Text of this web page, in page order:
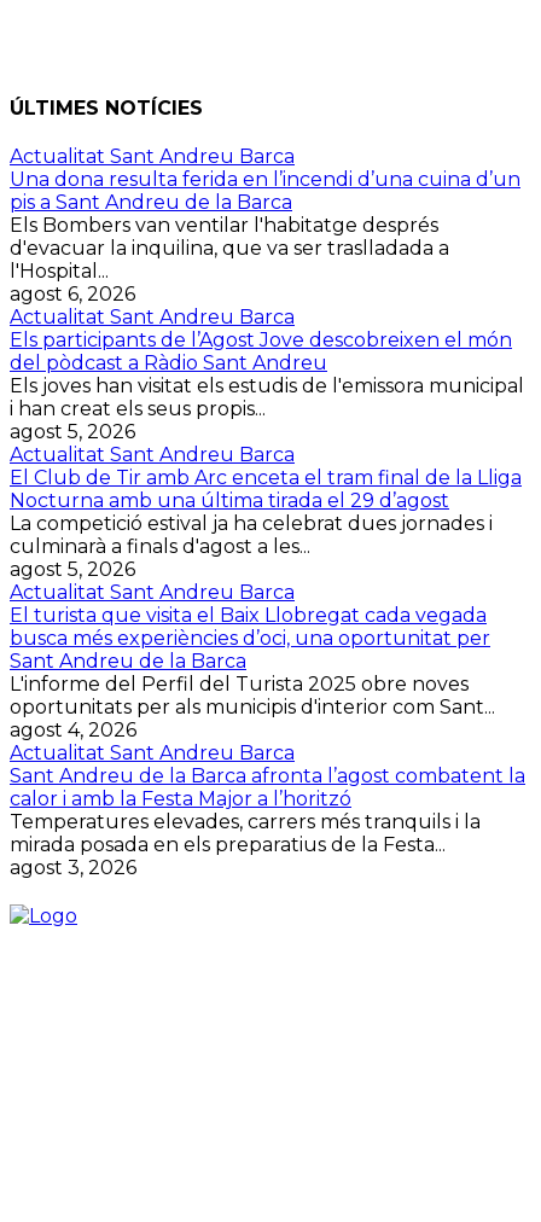
ÚLTIMES NOTÍCIES
Actualitat Sant Andreu Barca
Una dona resulta ferida en l’incendi d’una cuina d’un
pis a Sant Andreu de la Barca
Els Bombers van ventilar l'habitatge després
d'evacuar la inquilina, que va ser traslladada a
l'Hospital...
agost 6, 2026
Actualitat Sant Andreu Barca
Els participants de l’Agost Jove descobreixen el món
del pòdcast a Ràdio Sant Andreu
Els joves han visitat els estudis de l'emissora municipal
i han creat els seus propis...
agost 5, 2026
Actualitat Sant Andreu Barca
El Club de Tir amb Arc enceta el tram final de la Lliga
Nocturna amb una última tirada el 29 d’agost
La competició estival ja ha celebrat dues jornades i
culminarà a finals d'agost a les...
agost 5, 2026
Actualitat Sant Andreu Barca
El turista que visita el Baix Llobregat cada vegada
busca més experiències d’oci, una oportunitat per
Sant Andreu de la Barca
L'informe del Perfil del Turista 2025 obre noves
oportunitats per als municipis d'interior com Sant...
agost 4, 2026
Actualitat Sant Andreu Barca
Sant Andreu de la Barca afronta l’agost combatent la
calor i amb la Festa Major a l’horitzó
Temperatures elevades, carrers més tranquils i la
mirada posada en els preparatius de la Festa...
agost 3, 2026